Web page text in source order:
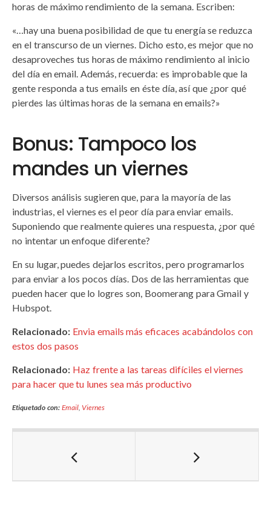
horas de máximo rendimiento de la semana. Escriben:
«…hay una buena posibilidad de que tu energía se reduzca
en el transcurso de un viernes. Dicho esto, es mejor que no
desaproveches tus horas de máximo rendimiento al inicio
del día en email. Además, recuerda: es improbable que la
gente responda a tus emails en éste día, así que ¿por qué
pierdes las últimas horas de la semana en emails?»
Bonus: Tampoco los
mandes un viernes
Diversos análisis sugieren que, para la mayoría de las
industrias, el viernes es el peor día para enviar emails.
Suponiendo que realmente quieres una respuesta, ¿por qué
no intentar un enfoque diferente?
En su lugar, puedes dejarlos escritos, pero programarlos
para enviar a los pocos días. Dos de las herramientas que
pueden hacer que lo logres son, Boomerang para Gmail y
Hubspot.
Relacionado: Envia emails más eficaces acabándolos con
estos dos pasos
Relacionado: Haz frente a las tareas difíciles el viernes
para hacer que tu lunes sea más productivo
Etiquetado con: Email,Viernes